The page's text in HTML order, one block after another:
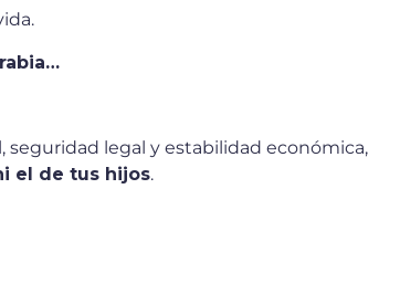
seguridad legal y estabilidad económica,
el de tus hijos.